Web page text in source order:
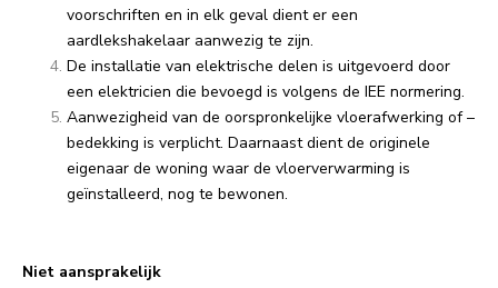
voorschriften en in elk geval dient er een
aardlekshakelaar aanwezig te zijn.
De installatie van elektrische delen is uitgevoerd door
een elektricien die bevoegd is volgens de IEE normering.
Aanwezigheid van de oorspronkelijke vloerafwerking of –
bedekking is verplicht. Daarnaast dient de originele
eigenaar de woning waar de vloerverwarming is
geïnstalleerd, nog te bewonen.
Niet aansprakelijk